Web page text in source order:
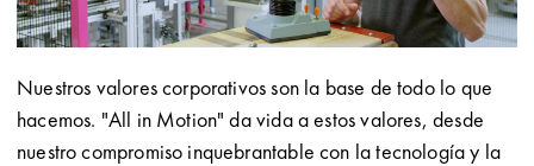
Nuestros valores corporativos son la base de todo lo que
hacemos. "All in Motion" da vida a estos valores, desde
nuestro compromiso inquebrantable con la tecnología y la